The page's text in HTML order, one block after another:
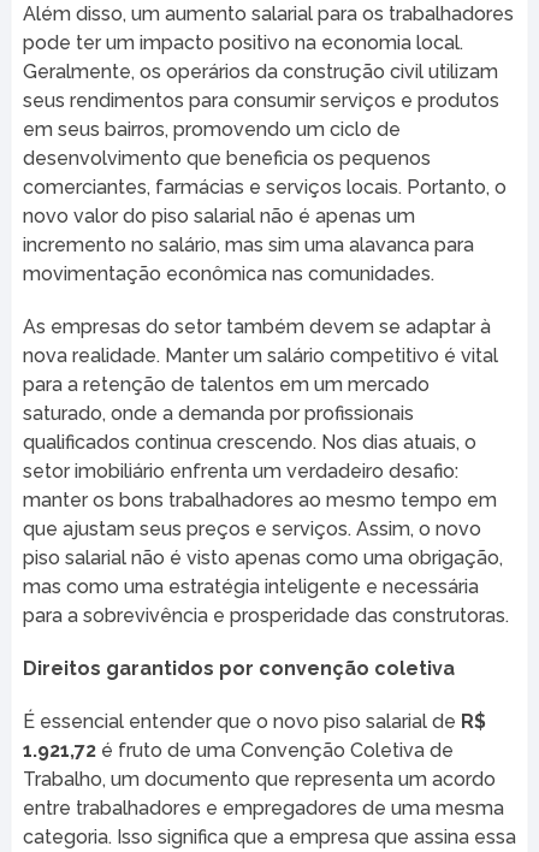
Além disso, um aumento salarial para os trabalhadores
pode ter um impacto positivo na economia local.
Geralmente, os operários da construção civil utilizam
seus rendimentos para consumir serviços e produtos
em seus bairros, promovendo um ciclo de
desenvolvimento que beneficia os pequenos
comerciantes, farmácias e serviços locais. Portanto, o
novo valor do piso salarial não é apenas um
incremento no salário, mas sim uma alavanca para
movimentação econômica nas comunidades.
As empresas do setor também devem se adaptar à
nova realidade. Manter um salário competitivo é vital
para a retenção de talentos em um mercado
saturado, onde a demanda por profissionais
qualificados continua crescendo. Nos dias atuais, o
setor imobiliário enfrenta um verdadeiro desafio:
manter os bons trabalhadores ao mesmo tempo em
que ajustam seus preços e serviços. Assim, o novo
piso salarial não é visto apenas como uma obrigação,
mas como uma estratégia inteligente e necessária
para a sobrevivência e prosperidade das construtoras.
Direitos garantidos por convenção coletiva
É essencial entender que o novo piso salarial de R$
1.921,72é fruto de uma Convenção Coletiva de
Trabalho, um documento que representa um acordo
entre trabalhadores e empregadores de uma mesma
categoria. Isso significa que a empresa que assina essa